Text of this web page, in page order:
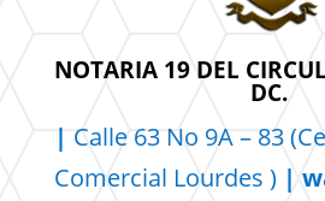
NOTARIA 19 DEL
DC.
| Calle 63 No 9A – 83
Comercial Lourdes ) |